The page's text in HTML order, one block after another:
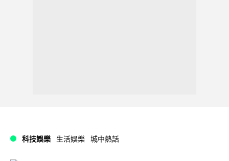
科技娛樂 生活娛樂 城中熱話